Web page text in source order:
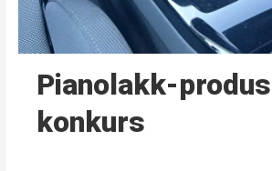
Pianolakk-
konkurs